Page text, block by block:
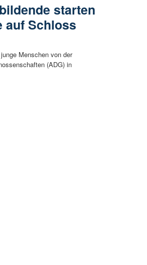
starten
auf Schloss
Menschen von der
(ADG) in